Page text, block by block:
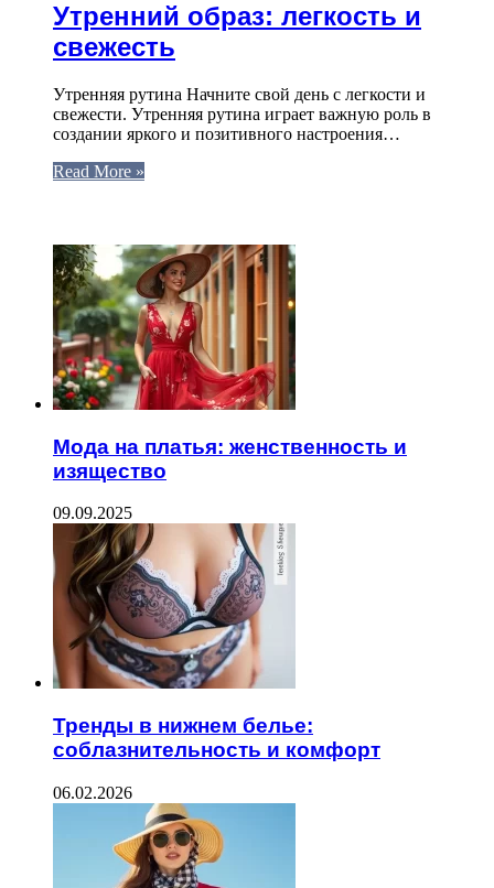
Утренний образ: легкость и
свежесть
Утренняя рутина Начните свой день с легкости и
свежести. Утренняя рутина играет важную роль в
создании яркого и позитивного настроения…
Read More »
Мода на платья: женственность и
изящество
09.09.2025
Тренды в нижнем белье:
соблазнительность и комфорт
06.02.2026